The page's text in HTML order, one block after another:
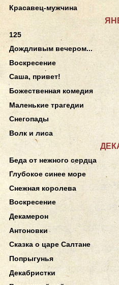
Красавец-мужчина
125
Дождливым вечером...
Воскресение
Саша, привет!
Божественная комедия
Маленькие трагедии
Снегопады
Волк и лиса
Беда от нежного сердца
Глубокое синее море
Снежная королева
Воскресение
Декамерон
Антоновки
Сказка о царе Салтане
Попрыгунья
Декабристки